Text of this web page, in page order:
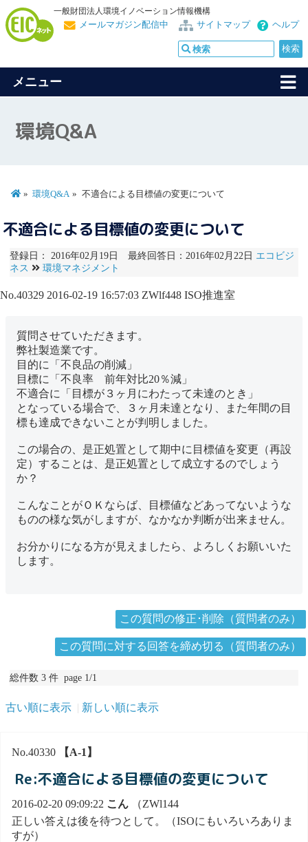
一般財団法人環境イノベーション情報機構
ヘルプ
サイトマップ
メールマガジン配信中
メニュー
環境Q&A
環境Q&A 不適合による目標値の変更について
不適合による目標値の変更について
登録日： 2016年02月19日 最終回答日：2016年02月22日 エコビジ
ネス
環境マネジメント
No.40329 2016-02-19 16:57:03 ZWlf448 ISO推進室
質問させていただきます。
弊社製造業です。
目的に「不良品の削減」
目標に「不良率 前年対比20％減」
不適合に「目標が３ヶ月にわたって未達のとき」
となっている場合で、３ヶ月未達となり、また年間の目
標も達成できないことが判明しました。
この場合の、是正処置として期中に目標値を変更（再設
定）することは、是正処置として成立するのでしょう
か？
こんなことがＯＫならば、目標値などあってないような
ものの様な気がしますが、なかなか判断が出来ません。
お分かりになる方が見えましたら、よろしくお願いいた
します。
この質問の修正･削除（質問者のみ）
この質問に対する回答を締め切る（質問者のみ）
総件数 3 件 page 1/1
古い順に表示 新しい順に表示
No.40330 【A-1】
Re:不適合による目標値の変更について
2016-02-20 09:09:22 こん （ZWl144
正しい答えは後を待つとして。（ISOにもいろいろありま
すが）